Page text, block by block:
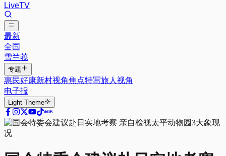
LiveTV
最新
全国
雪兰莪
专题
惠民好康新村视角焦点特写旅人视角
电子报
Light Theme